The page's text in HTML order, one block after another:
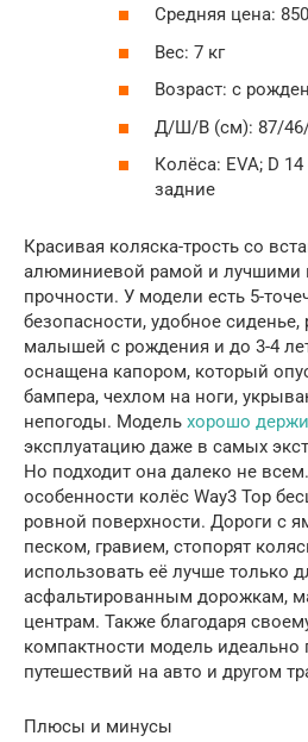
Средняя цена:
Вес: 7 кг
Возраст: с
Д/Ш/В (см): 87/
Колёса: EVA; D
задние
Красивая коляска-трость со
алюминиевой рамой и лучшими
прочности. У модели есть 5-
безопасности, удобное сиденье,
малышей с рождения и до 3-4
оснащена капором, который
бампера, чехлом на ноги,
непогоды. Модель хорошо
эксплуатацию даже в самых
Но подходит она далеко не
особенности колёс Way3 Top
ровной поверхности. Дороги с
песком, гравием, стопорят
использовать её лучше только
асфальтированным дорожкам,
центрам. Также благодаря
компактности модель идеально
путешествий на авто и другом
Плюсы и минусы